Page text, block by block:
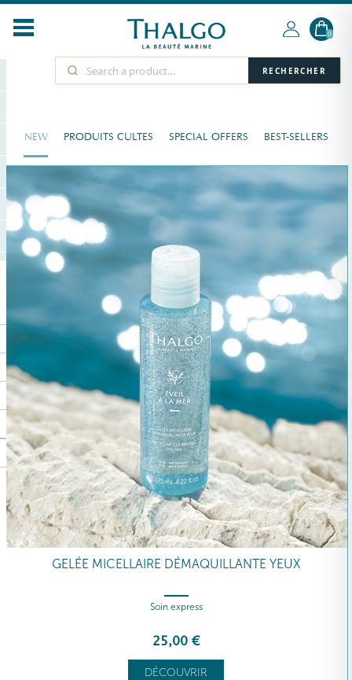
RECHERCHER
0
NEW PRODUITS CULTES SPECIAL OFFERS BEST-SELLERS
GELÉE MICELLAIRE DÉMAQUILLANTE YEUX
Soin express
25,00 €
DÉCOUVRIR